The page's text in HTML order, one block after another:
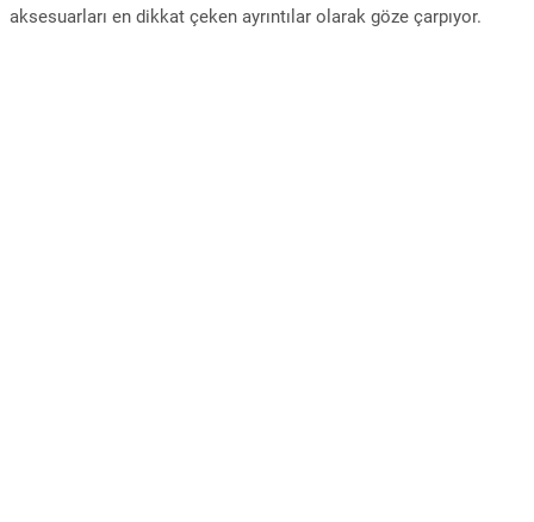
aksesuarları en dikkat çeken ayrıntılar olarak göze çarpıyor.